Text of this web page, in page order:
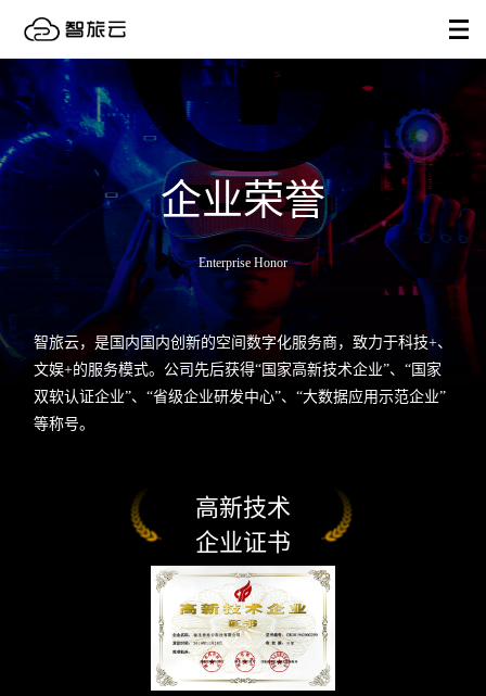
企业荣誉
Enterprise Honor
智旅云，是国内国内创新的空间数字化服务商，致力于科技+、
文娱+的服务模式。公司先后获得“国家高新技术企业”、“国家
双软认证企业”、“省级企业研发中心”、“大数据应用示范企业”
等称号。
高新技术
企业证书